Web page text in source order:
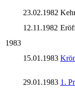
23.02.1982
12.11.1982
1983
15.01.1983
29.01.1983 1.